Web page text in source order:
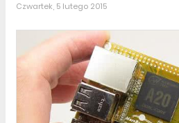
Czwartek, 5 lutego 2015